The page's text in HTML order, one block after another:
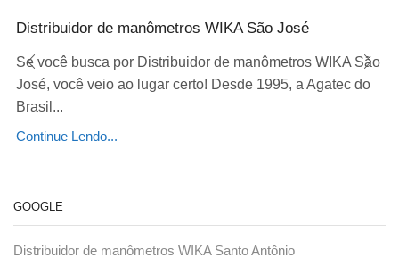
Distribuidor de manômetros WIKA São José
Se você busca por Distribuidor de manômetros WIKA São
José, você veio ao lugar certo! Desde 1995, a Agatec do
Brasil...
Continue Lendo...
GOOGLE
Distribuidor de manômetros WIKA Santo Antônio